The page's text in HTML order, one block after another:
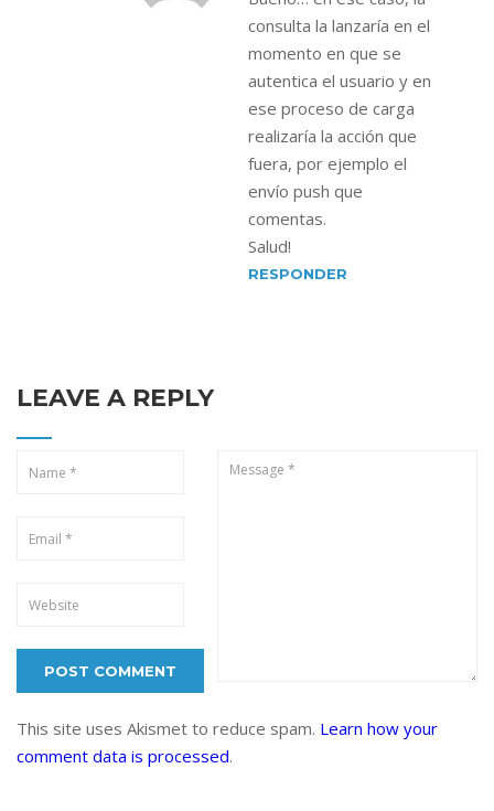
consulta la lanzaría en el
momento en que se
autentica el usuario y en
ese proceso de carga
realizaría la acción que
fuera, por ejemplo el
envío push que
comentas.
Salud!
RESPONDER
LEAVE A REPLY
This site uses Akismet to reduce spam. Learn how your
comment data is processed.